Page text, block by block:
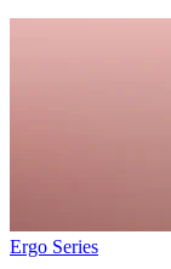
Ergo Series